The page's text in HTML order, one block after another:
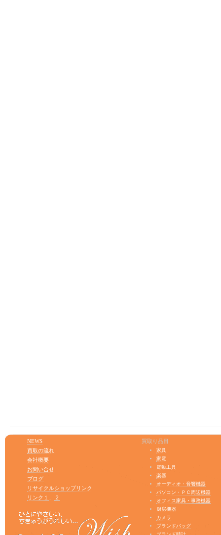
NEWS
買取の流れ
会社概要
お問い合せ
ブログ
リサイクルショップリンク
リンク１
２
買取り品目
家具
家電
電動工具
楽器
オーディオ・音響機器
パソコン・ＰＣ周辺機器
オフィス家具・事務機器
厨房機器
カメラ
ブランドバッグ